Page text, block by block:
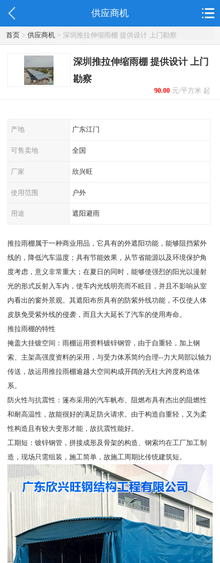
供应商机
首页> 供应商机> 深圳推拉伸缩雨棚 提供设计 上门勘察
深圳推拉伸缩雨棚 提供设计 上门
勘察
90.00元/平方米 起
产地 广东江门
可售卖地 全国
厂家 欣兴旺
使用范围 户外
用途 遮阳避雨
推拉雨棚属于一种商业用品，它具有的外遮阳功能，能够阻挡紫外
线的，降低汽车温度；具有节能效果，从节省能源以及环境保护角
度考虑，意义非常重大；在夏日的同时，能够使强烈的阳光以漫射
光的形式反射入车内，使车内光线明亮而不眩目，并且不影响从室
内看出的窗外景观。其遮阳布所具有的防紫外线功能，不仅使人体
皮肤免受紫外线的侵袭，而且大大延长了汽车的使用寿命。
推拉雨棚的特性
掩盖大挂镀空间：雨棚运用资料镀锌钢管，由于自重轻，加上钢
索、主架高强度资料的采用，与受力体系简约合理--力大局部以轴力
传送，故运用推拉雨棚逾越大空间构成开阔的无柱大跨度构造体
系。
防火性与抗震性：篷布采用的汽车帆布、阻燃布具有杰出的阻燃性
和耐高温性，故能很好的满足防火请求。由于构造自重轻，又为柔
性构造且有较大变形才能，故抗震性能好。
工期短：镀锌钢管，拼接成形及骨架的构造、钢索均在工厂加工制
造，现场只需组装，施工简单，故施工周期比传统建筑短。